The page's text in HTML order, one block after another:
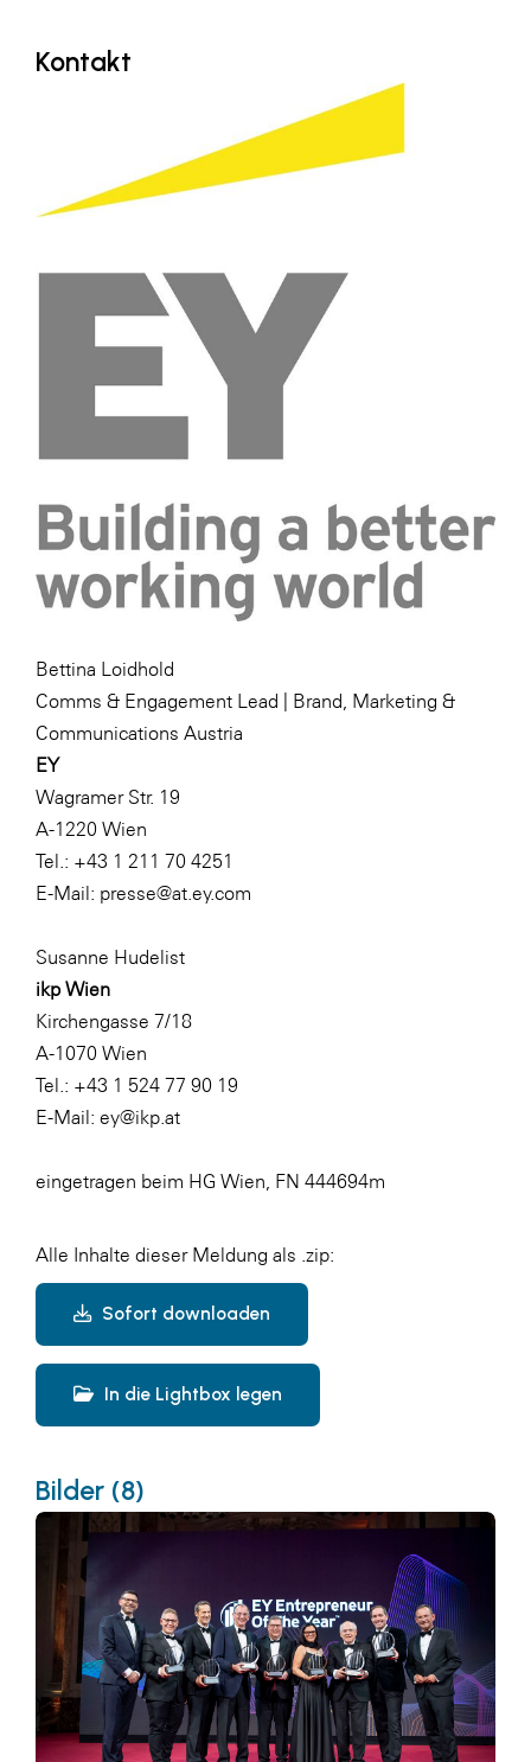
Kontakt
Bettina Loidhold
Comms & Engagement Lead | Brand, Marketing &
Communications Austria
EY
Wagramer Str. 19
A-1220 Wien
Tel.: +43 1 211 70 4251
E-Mail: presse@at.ey.com
Susanne Hudelist
ikp Wien
Kirchengasse 7/18
A-1070 Wien
Tel.: +43 1 524 77 90 19
E-Mail: ey@ikp.at
eingetragen beim HG Wien, FN 444694m
Alle Inhalte dieser Meldung als .zip:
Sofort downloaden
In die Lightbox legen
Bilder (8)